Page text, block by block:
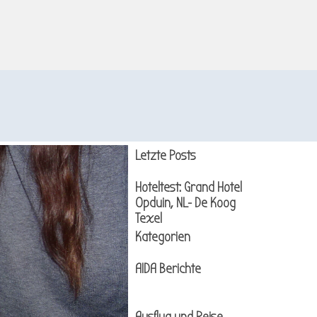
Block überspringen Letzte Posts
Letzte Posts
Hoteltest: Grand Hotel
Opduin, NL- De Koog
Texel
Block überspringen Kategorien
Kategorien
AIDA Berichte